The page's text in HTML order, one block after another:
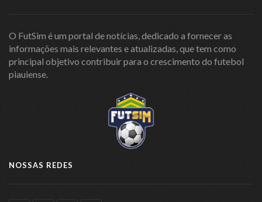
O FutSim é um portal de notícias, dedicado a fornecer as
informações mais relevantes e atualizadas, que tem como
principal objetivo contribuir para o crescimento do futebol
piauiense.
NOSSAS REDES